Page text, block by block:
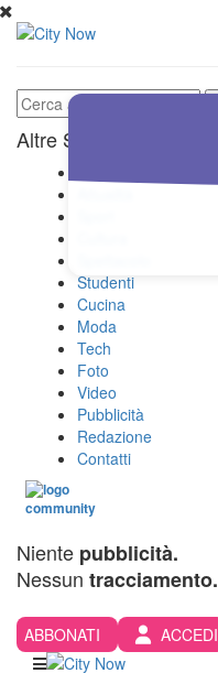
Altre Sezioni
Studenti
Cucina
Moda
Tech
Foto
Video
Pubblicità
Redazione
Contatti
Niente pubblicità.
Nessun tracciamento.
ABBONATI ACCEDI